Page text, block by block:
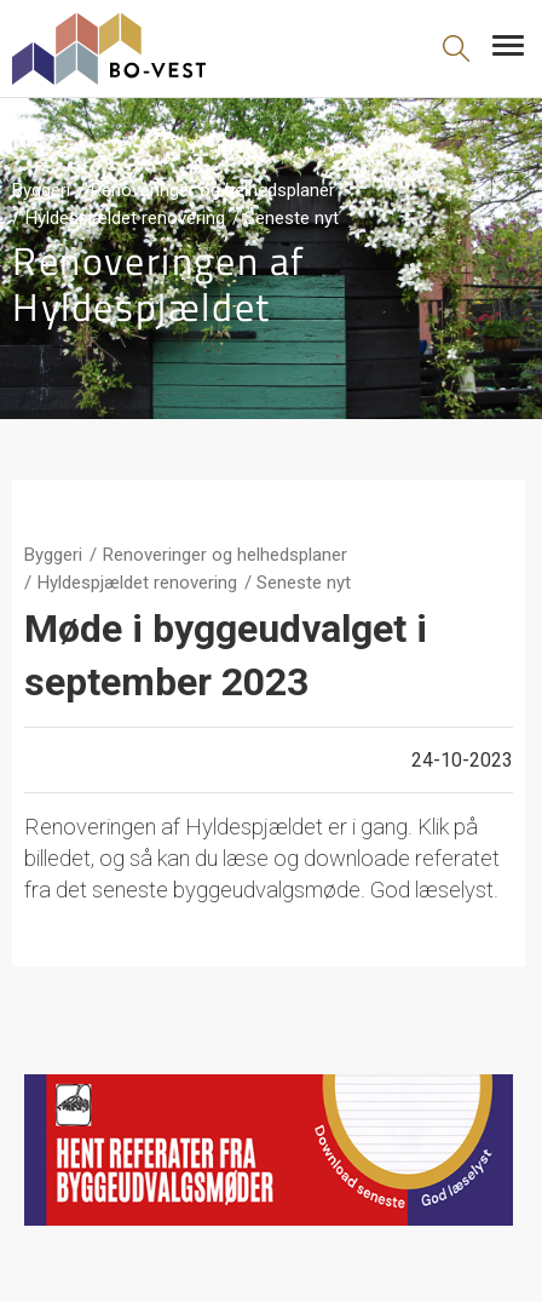
gå til indhold
Byggeri
Renoveringer og helhedsplaner
Hyldespjældet renovering
Seneste nyt
Renoveringen af
Hyldespjældet
Byggeri
Renoveringer og helhedsplaner
Hyldespjældet renovering
Seneste nyt
Møde i byggeudvalget i
september 2023
24-10-2023
Renoveringen af Hyldespjældet er i gang. Klik på
billedet, og så kan du læse og downloade referatet
fra det seneste byggeudvalgsmøde. God læselyst.